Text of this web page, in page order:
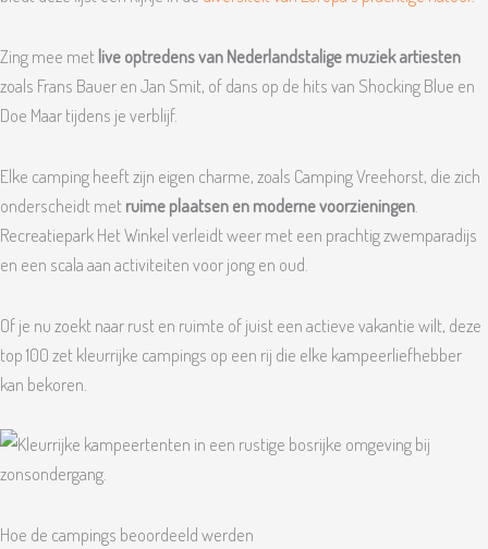
Zing mee metlive optredens van Nederlandstalige muziek artiesten
zoals Frans Bauer en Jan Smit, of dans op de hits van Shocking Blue en
Doe Maar tijdens je verblijf.
Elke camping heeft zijn eigen charme, zoals Camping Vreehorst, die zich
onderscheidt metruime plaatsen en moderne voorzieningen
Recreatiepark Het Winkel verleidt weer met een prachtig zwemparadijs
en een scala aan activiteiten voor jong en oud.
Of je nu zoekt naar rust en ruimte of juist een actieve vakantie wilt, deze
top 100 zet kleurrijke campings op een rij die elke kampeerliefhebber
kan bekoren.
Hoe de campings beoordeeld werden